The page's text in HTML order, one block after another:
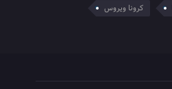
کرونا ویروس